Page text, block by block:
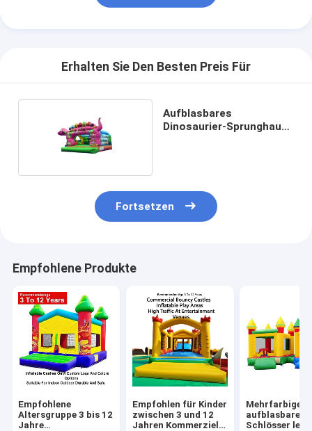
Erhalten Sie Den Besten Preis Für
Aufblasbares
Dinosaurier-Sprunghaus
Fortsetzen
Empfohlene Produkte
Empfohlene
Altersgruppe 3 bis 12
Jahre
Empfohlen für Kinder
zwischen 3 und 12
Jahren Kommerzielle
Mehrfarbige
aufblasbare
Schlösser